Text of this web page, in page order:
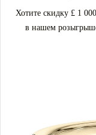
Хотите скидку £ 1
в нашем